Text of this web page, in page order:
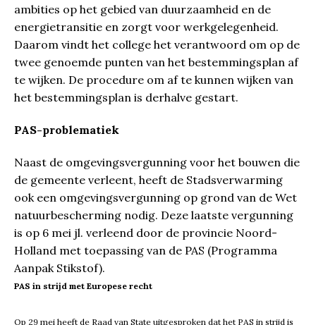
ambities op het gebied van duurzaamheid en de
energietransitie en zorgt voor werkgelegenheid.
Daarom vindt het college het verantwoord om op de
twee genoemde punten van het bestemmingsplan af
te wijken. De procedure om af te kunnen wijken van
het bestemmingsplan is derhalve gestart.
PAS-problematiek
Naast de omgevingsvergunning voor het bouwen die
de gemeente verleent, heeft de Stadsverwarming
ook een omgevingsvergunning op grond van de Wet
natuurbescherming nodig. Deze laatste vergunning
is op 6 mei jl. verleend door de provincie Noord-
Holland met toepassing van de PAS (Programma
Aanpak Stikstof).
PAS in strijd met Europese recht
Op 29 mei heeft de Raad van State uitgesproken dat het PAS in strijd is